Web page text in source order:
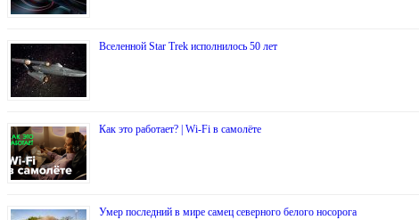
Вселенной Star Trek исполнилось 50 лет
Как это работает? | Wi-Fi в самолёте
Умер последний в мире самец северного белого носорога